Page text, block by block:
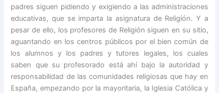
padres siguen pidiendo y exigiendo a las administraciones
educativas, que se imparta la asignatura de Religión. Y a
pesar de ello, los profesores de Religión siguen en su sitio,
aguantando en los centros públicos por el bien común de
los alumnos y los padres y tutores legales, los cuales
saben que su profesorado está ahí bajo la autoridad y
responsabilidad de las comunidades religiosas que hay en
España, empezando por la mayoritaria, la Iglesia Católica y